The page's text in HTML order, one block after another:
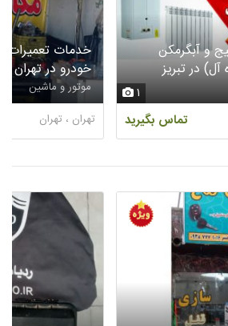
1
و آبگرمکن
در تبریز
تماس بگیرید
خدمات تعمیرات
خودرو در تهران
موتور و ماشین
تهران ، تهران